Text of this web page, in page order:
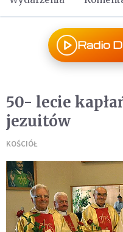
Radio
50- lecie
jezuitów
KOŚCIÓŁ